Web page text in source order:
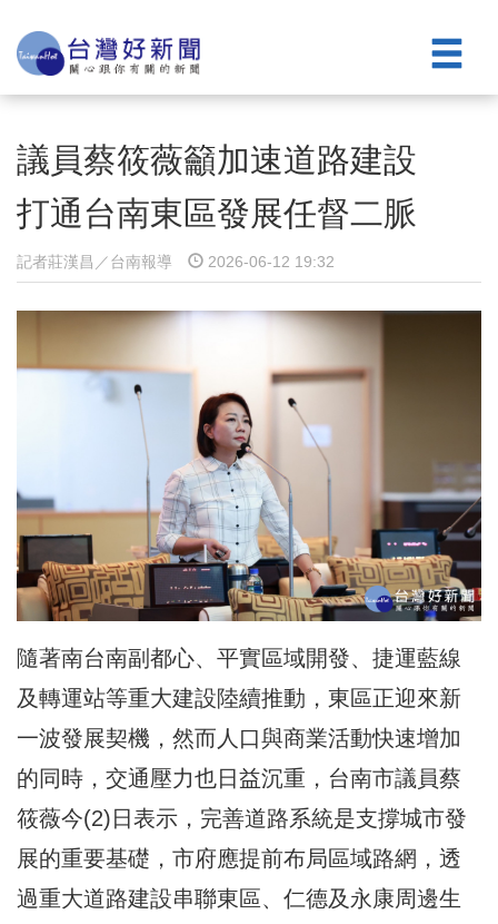
議員蔡筱薇籲加速道路建設
打通台南東區發展任督二脈
記者莊漢昌／台南報導 2026-06-12 19:32
隨著南台南副都心、平實區域開發、捷運藍線
及轉運站等重大建設陸續推動，東區正迎來新
一波發展契機，然而人口與商業活動快速增加
的同時，交通壓力也日益沉重，台南市議員蔡
筱薇今(2)日表示，完善道路系統是支撐城市發
展的重要基礎，市府應提前布局區域路網，透
過重大道路建設串聯東區、仁德及永康周邊生